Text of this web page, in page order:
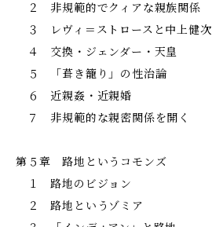
２ 非規範的でクィアな親族関係
３ レヴィ＝ストロースと中上健次
４ 交換・ジェンダー・天皇
５ 「葺き籠り」の性治論
６ 近親姦・近親婚
７ 非規範的な親密関係を開く
第５章 路地というコモンズ
１ 路地のビジョン
２ 路地というゾミア